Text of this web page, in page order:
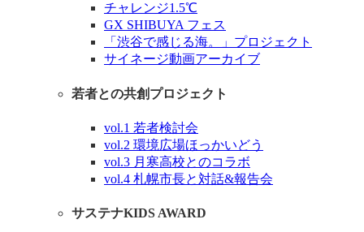
チャレンジ1.5℃
GX SHIBUYA フェス
「渋谷で感じる海。」プロジェクト
サイネージ動画アーカイブ
若者との共創プロジェクト
vol.1 若者検討会
vol.2 環境広場ほっかいどう
vol.3 月寒高校とのコラボ
vol.4 札幌市長と対話&報告会
サステナKIDS AWARD